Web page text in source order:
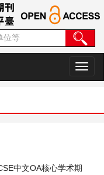
切
换
中文OA核心学术期